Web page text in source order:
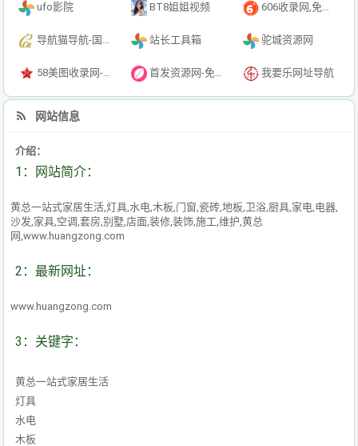
ufo影院 BT8姐姐视频 606收录网,免费自动秒收录网址,提供自动收录,网站导航大全源码,自动链,友情链接交换。
导航猫导航-国内专业的技术资源网分类平台 站长工具箱 驼城资源网
58美图收录网-自动收录网站-流量交换-自动链 首发资源网-免费资源下载-最新php源码下载-热门资源下载 我要乐网址导航
网站信息
介绍：
1：网站简介：
黄总一站式家居生活,灯具,水电,木板,门窗,瓷砖,地板,卫浴,厨具,家电,电器,
沙发,家具,空调,套房,别墅,店面,装修,装饰,施工,维护,黄总
网,www.huangzong.com
2：最新网址：
www.huangzong.com
3：关键字：
黄总一站式家居生活
灯具
水电
木板